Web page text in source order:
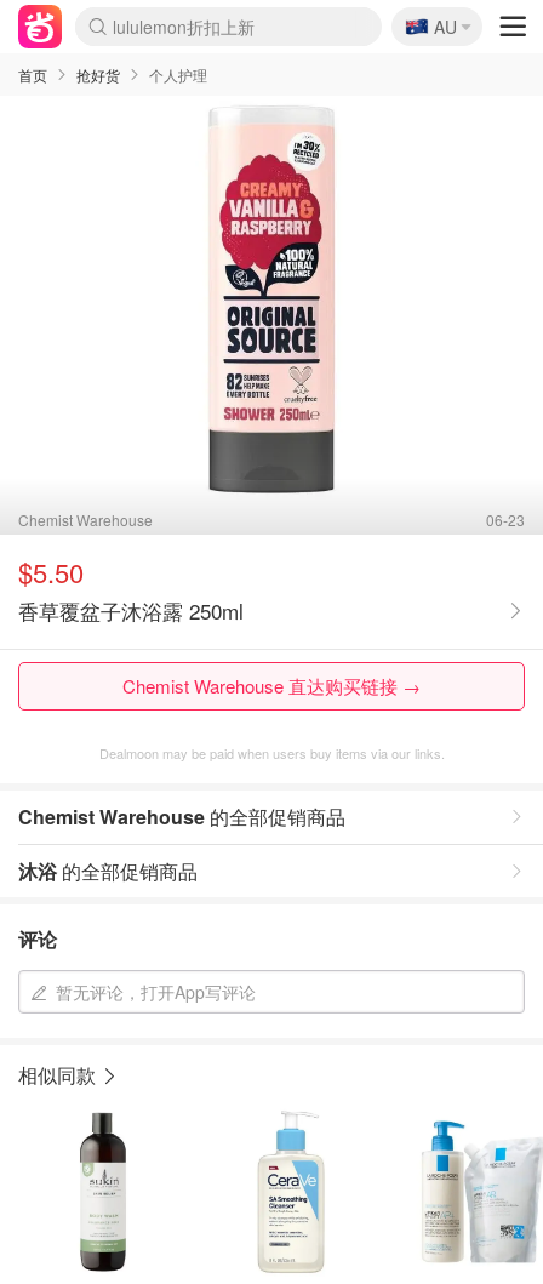
lululemon折扣上新
Sasa美妆护肤3.5折
SSENSE年中3折
FreshBeauty好价汇总
Cettire降价+叠9折
Farfetch折上8折
WWS Coles超市实拍
viagogo二手票捡漏
Myer清仓1折起
The Outnet奢牌1折起
David Jones 3折起
Flannels大牌1折
Perfumes Club护肤1折
AMIRO返校季6.2折
Oweek抽奖送Airpods
Amazon折扣汇总
eToro入金$200送$50
Amazon数码好物
ICONIC本周7.5折
ThedoubleF高奢地板价
Moose Knuckles 6折
丝芙兰5折起
EUFY官网3.7折起
Selenichast首饰2折
Trip机票酒店促销
YSL送5件彩妆礼
Amazon家居好物
BIGBANG巡演开票
David Jones时尚3折
Amazon美妆护肤
雅漾大喷$8
过敏原检测盒$33
伊索独家赠50ml沐浴露
科颜氏清仓3折
SEALIFE海洋馆门票6折
丝塔芙大白罐$16
订阅Newsletter送香薰
Cult Beauty 6.8折
Harrods圣诞日历2.3折
LN-CC奢牌私促3折
d'Alba空姐喷雾$16
EVE LOM套装逆天2折
Bernardelli独家4折
Adore Beauty 6折起
CT圣诞日历
Mytheresa奢品2.7折
Luxury Escapes 9折
Currentbody美容仪9折
MOON Garden Live
ALLSAINTS美衣3折
Roborock扫地机3.7折
Tingo Life水杯$24
Valentino官网5折
CR洗发护发6.3折
🇦🇺
AU
首页 抢好货 个人护理
Chemist Warehouse 06-23
$5.50
香草覆盆子沐浴露 250ml
Chemist Warehouse 直达购买链接 →
Dealmoon may be paid when users buy items via our links.
Chemist Warehouse 的全部促销商品
沐浴 的全部促销商品
评论
暂无评论，打开App写评论
相似同款